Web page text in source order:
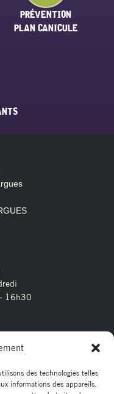
des technologies telles
informations des appareils.
PRÉVENTION
PLAN CANICULE
16h30